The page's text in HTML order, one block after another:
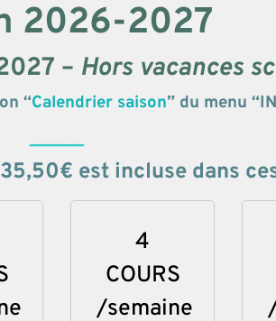
2026-2027
– Hors vacances
“Calendrier saison” du menu
_____
est incluse dans
4
COURS
/semaine